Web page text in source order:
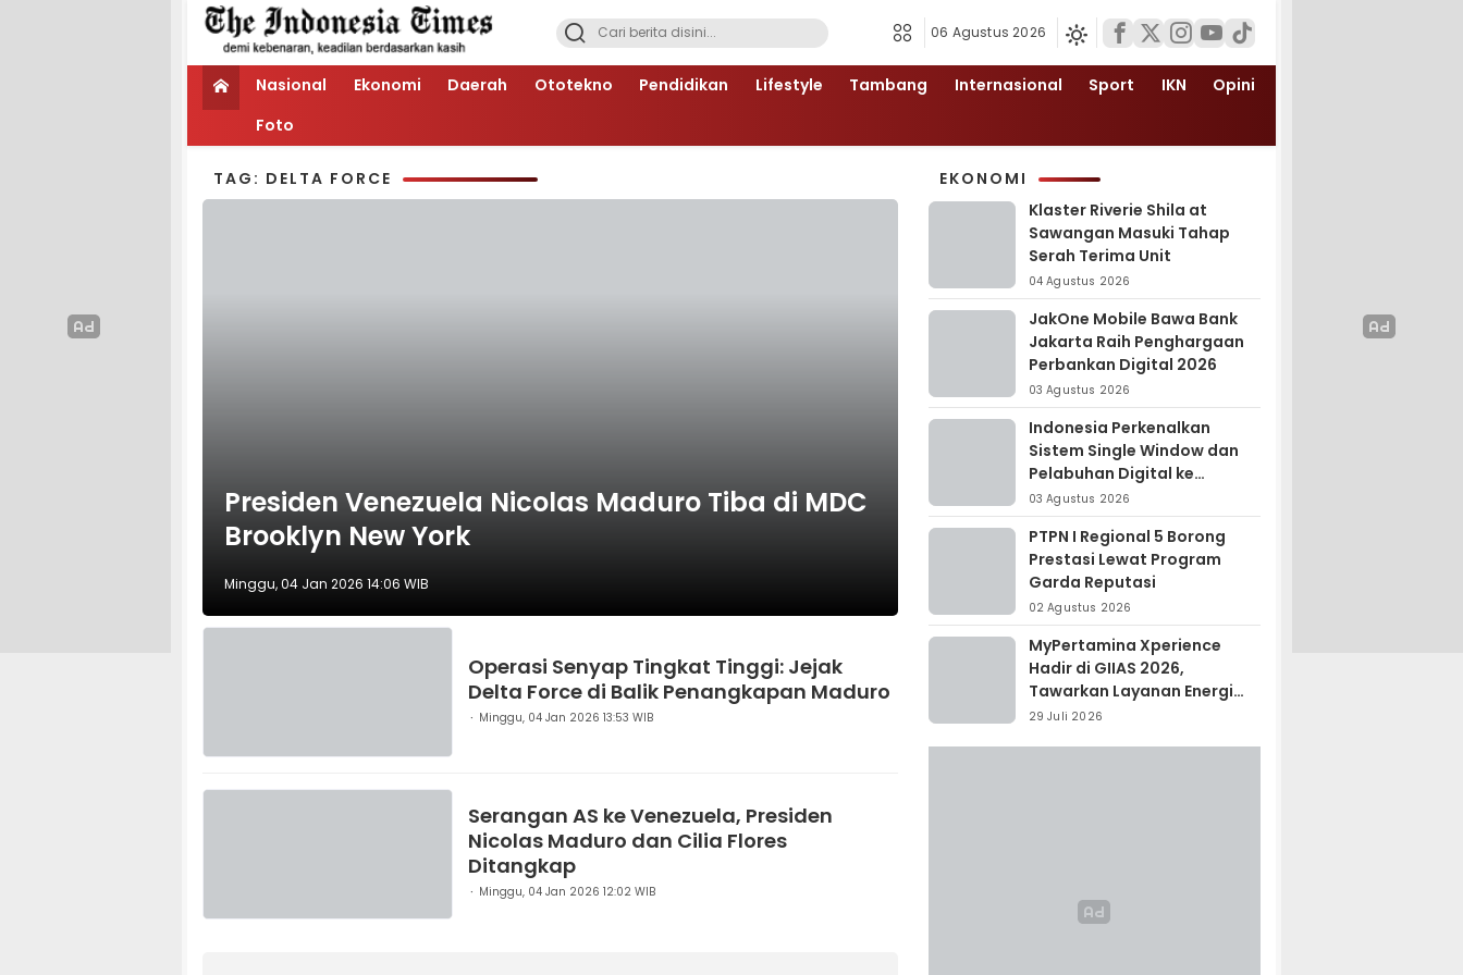
06 Agustus 2026
Nasional Ekonomi Daerah Ototekno Pendidikan Lifestyle Tambang Internasional Sport IKN
Opini
Foto
TAG: DELTA FORCE
Presiden Venezuela Nicolas Maduro Tiba di MDC
Brooklyn New York
Minggu, 04 Jan 2026 14:06 WIB
Operasi Senyap Tingkat Tinggi: Jejak
Delta Force di Balik Penangkapan Maduro
Minggu, 04 Jan 2026 13:53 WIB
Serangan AS ke Venezuela, Presiden
Nicolas Maduro dan Cilia Flores
Ditangkap
Minggu, 04 Jan 2026 12:02 WIB
EKONOMI
Klaster Riverie Shila at
Sawangan Masuki Tahap
Serah Terima Unit
04 Agustus 2026
JakOne Mobile Bawa Bank
Jakarta Raih Penghargaan
Perbankan Digital 2026
03 Agustus 2026
Indonesia Perkenalkan
Sistem Single Window dan
Pelabuhan Digital ke
Madagaskar
03 Agustus 2026
PTPN I Regional 5 Borong
Prestasi Lewat Program
Garda Reputasi
02 Agustus 2026
MyPertamina Xperience
Hadir di GIIAS 2026,
Tawarkan Layanan Energi
Terintegrasi
29 Juli 2026